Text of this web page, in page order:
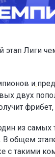
этап Лиги
и
двух
из самых
В общем
с такими